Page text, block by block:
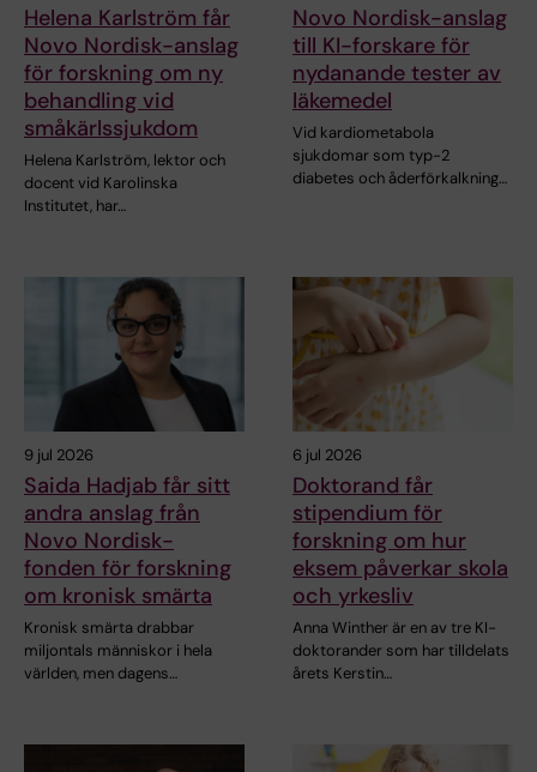
Helena Karlström får
Novo Nordisk-anslag
för forskning om ny
behandling vid
småkärlssjukdom
Helena Karlström, lektor och
docent vid Karolinska
Institutet, har…
Novo Nordisk-anslag
till KI-forskare för
nydanande tester av
läkemedel
Vid kardiometabola
sjukdomar som typ-2
diabetes och åderförkalkning…
9 jul 2026
Saida Hadjab får sitt
andra anslag från
Novo Nordisk-
fonden för forskning
om kronisk smärta
Kronisk smärta drabbar
miljontals människor i hela
världen, men dagens…
6 jul 2026
Doktorand får
stipendium för
forskning om hur
eksem påverkar skola
och yrkesliv
Anna Winther är en av tre KI-
doktorander som har tilldelats
årets Kerstin…